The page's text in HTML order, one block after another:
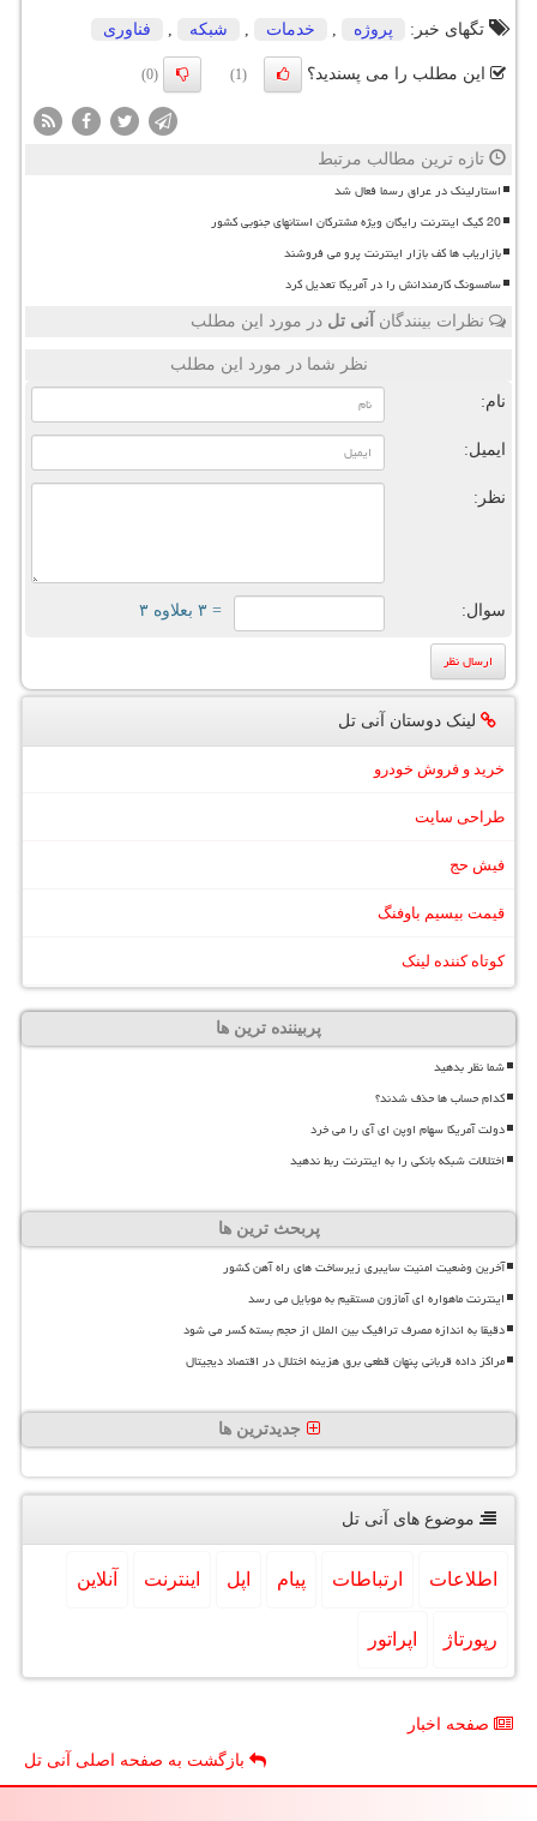
تگهای خبر:
پروژه , خدمات , شبكه , فناوری
این مطلب را می پسندید؟ (1)
(0)
تازه ترین مطالب مرتبط
استارلینک در عراق رسما فعال شد
20 گیگ اینترنت رایگان ویژه مشترکان استانهای جنوبی کشور
بازاریاب ها کف بازار اینترنت پرو می فروشند
سامسونگ کارمندانش را در آمریکا تعدیل کرد
نظرات بینندگان آنی تل در مورد این مطلب
نظر شما در مورد این مطلب
نام:
ایمیل:
نظر:
سوال: = ۳ بعلاوه ۳
لینک دوستان آنی تل
خرید و فروش خودرو
طراحی سایت
فیش حج
قیمت بیسیم باوفنگ
کوتاه کننده لینک
پربیننده ترین ها
شما نظر بدهید
کدام حساب ها حذف شدند؟
دولت آمریکا سهام اوپن ای آی را می خرد
اختلالات شبکه بانکی را به اینترنت ربط ندهید
پربحث ترین ها
آخرین وضعیت امنیت سایبری زیرساخت های راه آهن کشور
اینترنت ماهواره ای آمازون مستقیم به موبایل می رسد
دقیقا به اندازه مصرف ترافیک بین الملل از حجم بسته کسر می شود
مراکز داده قربانی پنهان قطعی برق هزینه اختلال در اقتصاد دیجیتال
جدیدترین ها
موضوع های آنی تل
اطلاعات ارتباطات پیام اپل اینترنت آنلاین
رپورتاژ اپراتور
صفحه اخبار
بازگشت به صفحه اصلی آنی تل